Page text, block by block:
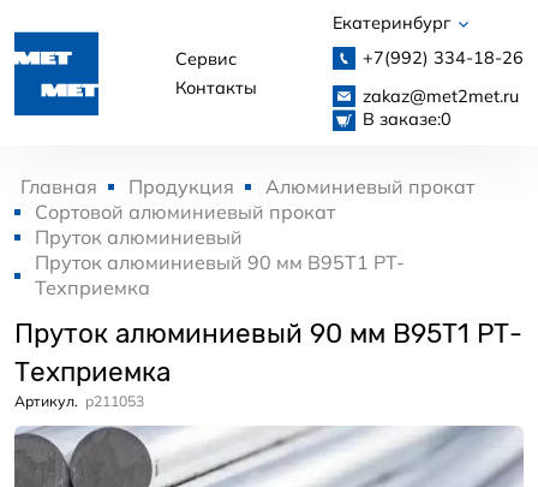
Сервис
Контакты
Екатеринбург
+7(992) 334-18-26
zakaz@met2met.ru
В заказе:0
Главная Продукция
Алюминиевый прокат
Сортовой алюминиевый прокат
Пруток алюминиевый
Пруток алюминиевый 90 мм В95Т1 РТ-
Техприемка
Пруток алюминиевый 90 мм В95Т1 РТ-
Техприемка
Артикул. p211053